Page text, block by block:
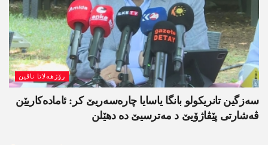
رۆژھەلاتا ناڤین
سەزگین تانریکولو بانگا یاسایا چارەسەریێ کر: ئامادەکاریێن
ڤەشارتی پێڤاژۆیێ د مەترسیێ دە دھێلن